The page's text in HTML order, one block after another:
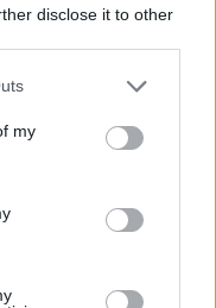
disclose it to other
my
ο υψηλός
περαιτέρω
το τέλος της